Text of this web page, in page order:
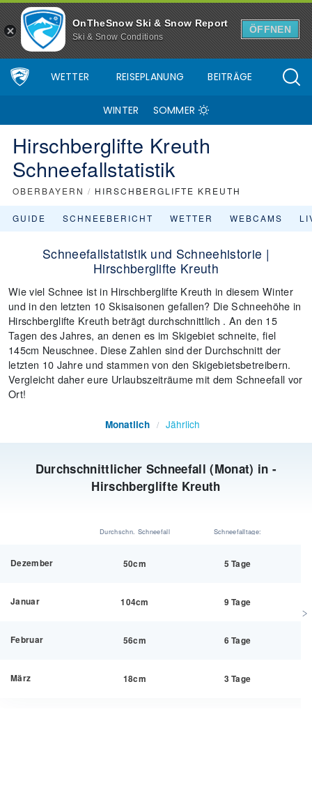
OnTheSnow Ski & Snow Report
Ski & Snow Conditions
ÖFFNEN
WETTER REISEPLANUNG BEITRÄGE
WINTER SOMMER
Hirschberglifte Kreuth
Schneefallstatistik
OBERBAYERN / HIRSCHBERGLIFTE KREUTH
GUIDE SCHNEEBERICHT WETTER WEBCAMS
Schneefallstatistik und Schneehistorie |
Hirschberglifte Kreuth
Wie viel Schnee ist in Hirschberglifte Kreuth in diesem Winter
und in den letzten 10 Skisaisonen gefallen? Die Schneehöhe in
Hirschberglifte Kreuth beträgt durchschnittlich . An den 15
Tagen des Jahres, an denen es im Skigebiet schneite, fiel
145cm Neuschnee. Diese Zahlen sind der Durchschnitt der
letzten 10 Jahre und stammen von den Skigebietsbetreibern.
Vergleicht daher eure Urlaubszeiträume mit dem Schneefall vor
Ort!
Durchschnittlicher Schneefall (Monat) in -
Hirschberglifte Kreuth
Monatlich / Jährlich
Durchschn. Schneefall Schneefalltage:
Dezember 50cm 5 Tage
Januar 104cm 9 Tage
Februar 56cm 6 Tage
März 18cm 3 Tage